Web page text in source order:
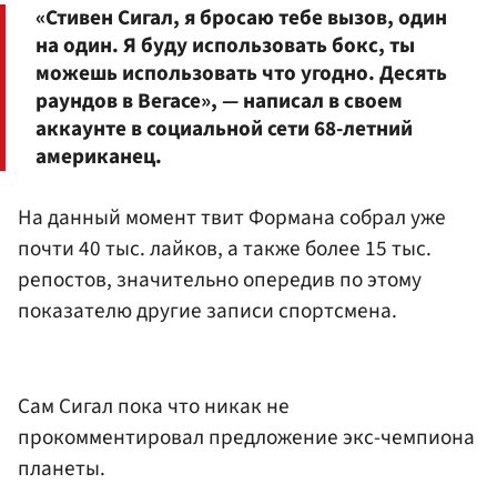
«Стивен Сигал, я бросаю тебе вызов, один
на один. Я буду использовать бокс, ты
можешь использовать что угодно. Десять
раундов в Вегасе», — написал в своем
аккаунте в социальной сети 68-летний
американец.
На данный момент твит Формана собрал уже
почти 40 тыс. лайков, а также более 15 тыс.
репостов, значительно опередив по этому
показателю другие записи спортсмена.
Сам Сигал пока что никак не
прокомментировал предложение экс-чемпиона
планеты.